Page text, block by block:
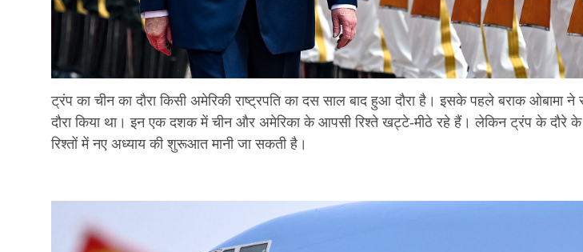
ट्रंप का चीन का दौरा किसी अमेरिकी राष्ट्रपति का दस साल बाद हुआ दौरा है। इसके पहले बराक ओबामा
दौरा किया था। इन एक दशक में चीन और अमेरिका के आपसी रिश्ते खट्टे-मीठे रहे हैं। लेकिन ट्रंप के दौरे के
रिश्तों में नए अध्याय की शुरूआत मानी जा सकती है।